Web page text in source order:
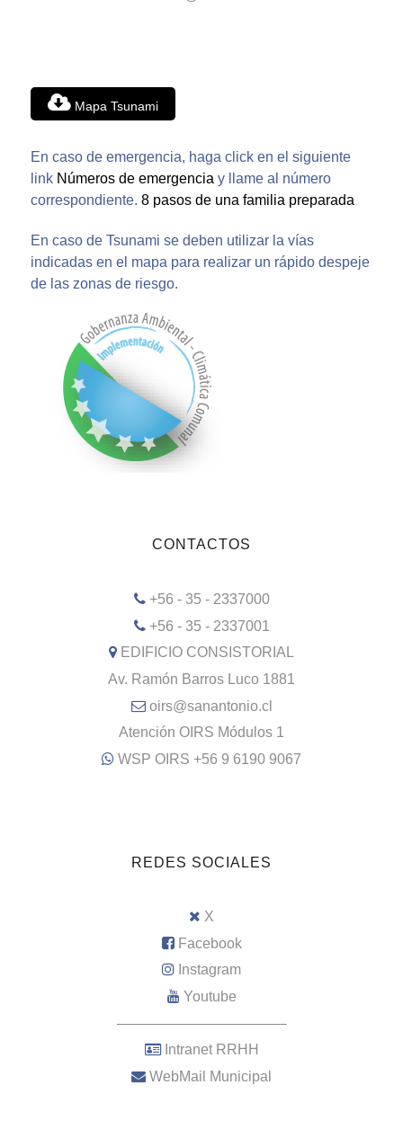
Mapa Tsunami
En caso de emergencia, haga click en el siguiente
link Números de emergencia y llame al número
correspondiente. 8 pasos de una familia preparada
En caso de Tsunami se deben utilizar la vías
indicadas en el mapa para realizar un rápido despeje
de las zonas de riesgo.
CONTACTOS
+56 - 35 - 2337000
+56 - 35 - 2337001
EDIFICIO CONSISTORIAL
Av. Ramón Barros Luco 1881
oirs@sanantonio.cl
Atención OIRS Módulos 1
WSP OIRS +56 9 6190 9067
REDES SOCIALES
X
Facebook
Instagram
Youtube
–––––––––––––––––––––
Intranet RRHH
WebMail Municipal